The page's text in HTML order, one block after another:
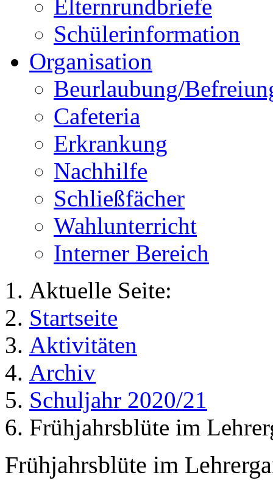
Elternrundbriefe
Schülerinformation
Organisation
Beurlaubung/
Cafeteria
Erkrankung
Nachhilfe
Schließfächer
Wahlunterricht
Interner Bereich
Aktuelle Seite:
Startseite
Aktivitäten
Archiv
Schuljahr 2020/21
Frühjahrsblüte im
Frühjahrsblüte im